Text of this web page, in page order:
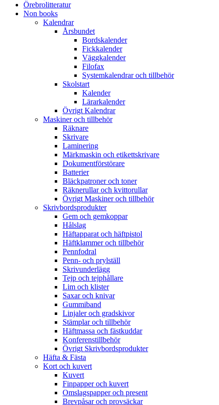
Örebrolitteratur
Non books
Kalendrar
Årsbundet
Bordskalender
Fickkalender
Väggkalender
Filofax
Systemkalendrar och tillbehör
Skolstart
Kalender
Lärarkalender
Övrigt Kalendrar
Maskiner och tillbehör
Räknare
Skrivare
Laminering
Märkmaskin och etikettskrivare
Dokumentförstörare
Batterier
Bläckpatroner och toner
Räknerullar och kvittorullar
Övrigt Maskiner och tillbehör
Skrivbordsprodukter
Gem och gemkoppar
Hålslag
Häftapparat och häftpistol
Häftklammer och tillbehör
Pennfodral
Penn- och prylställ
Skrivunderlägg
Tejp och tejphållare
Lim och klister
Saxar och knivar
Gummiband
Linjaler och gradskivor
Stämplar och tillbehör
Häftmassa och fästkuddar
Konferenstillbehör
Övrigt Skrivbordsprodukter
Häfta & Fästa
Kort och kuvert
Kuvert
Finpapper och kuvert
Omslagspapper och present
Brevpåsar och provsäckar